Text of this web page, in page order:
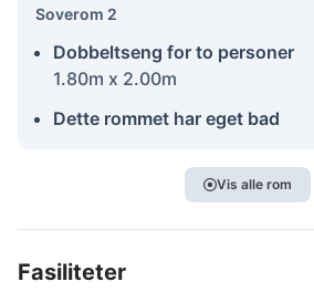
Soverom 2
Dobbeltseng for to personer
1.80m x 2.00m
Dette rommet har eget bad
Vis alle rom
Fasiliteter